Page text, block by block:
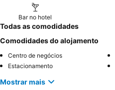
Bar no hotel
Todas as comodidades
Comodidades do alojamento
Centro de negócios
Estacionamento
Mostrar mais